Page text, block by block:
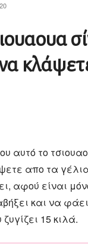
αυτό το
απο τα
αφού είναι
και να
15 κιλά.